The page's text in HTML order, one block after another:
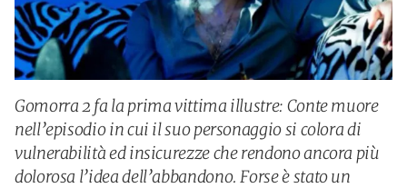
Gomorra 2 fa la prima vittima illustre: Conte muore
nell’episodio in cui il suo personaggio si colora di
vulnerabilità ed insicurezze che rendono ancora più
dolorosa l’idea dell’abbandono. Forse è stato un